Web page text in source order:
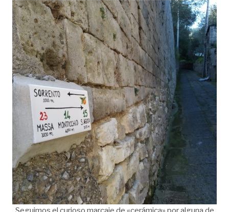
Seguimos el curioso marcaje de «cerámica» por alguna de